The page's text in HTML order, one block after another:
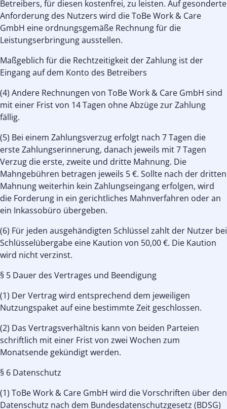
Betreibers, für diesen kostenfrei, zu leisten. Auf gesonderte
Anforderung des Nutzers wird die ToBe Work & Care
GmbH eine ordnungsgemäße Rechnung für die
Leistungserbringung ausstellen.
Maßgeblich für die Rechtzeitigkeit der Zahlung ist der
Eingang auf dem Konto des Betreibers
(4) Andere Rechnungen von ToBe Work & Care GmbH sind
mit einer Frist von 14 Tagen ohne Abzüge zur Zahlung
fällig.
(5) Bei einem Zahlungsverzug erfolgt nach 7 Tagen die
erste Zahlungserinnerung, danach jeweils mit 7 Tagen
Verzug die erste, zweite und dritte Mahnung. Die
Mahngebühren betragen jeweils 5 €. Sollte nach der dritten
Mahnung weiterhin kein Zahlungseingang erfolgen, wird
die Forderung in ein gerichtliches Mahnverfahren oder an
ein Inkassobüro übergeben.
(6) Für jeden ausgehändigten Schlüssel zahlt der Nutzer bei
Schlüsselübergabe eine Kaution von 50,00 €. Die Kaution
wird nicht verzinst.
§ 5 Dauer des Vertrages und Beendigung
(1) Der Vertrag wird entsprechend dem jeweiligen
Nutzungspaket auf eine bestimmte Zeit geschlossen.
(2) Das Vertragsverhältnis kann von beiden Parteien
schriftlich mit einer Frist von zwei Wochen zum
Monatsende gekündigt werden.
§ 6 Datenschutz
(1) ToBe Work & Care GmbH wird die Vorschriften über den
Datenschutz nach dem Bundesdatenschutzgesetz (BDSG)